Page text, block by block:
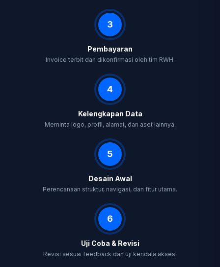
3
Pembayaran
Invoice terbit dan dikonfirmasi oleh tim RWH.
4
Kelengkapan Data
Meminta logo, profil, alamat, dan aset lainnya.
5
Desain Awal
Perencanaan struktur, navigasi, dan fitur utama.
6
Uji Coba & Revisi
Revisi sesuai feedback dan uji kendala akses.